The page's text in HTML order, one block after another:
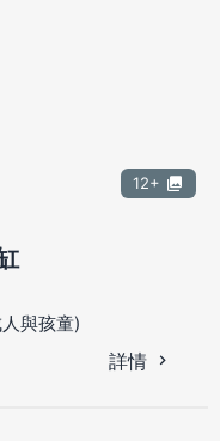
12+
與孩童)
詳情